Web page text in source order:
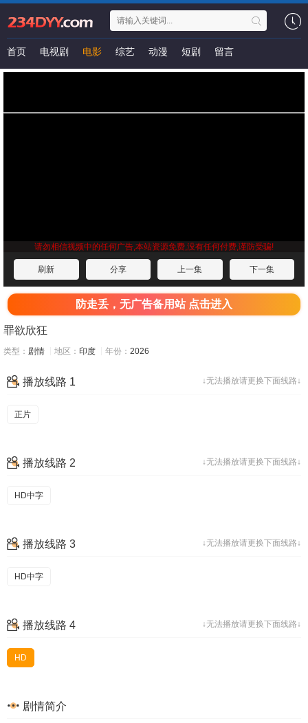
首页 电视剧 电影 综艺 动漫 短剧 留言
请勿相信视频中的任何广告,本站资源免费,没有任何付费,谨防受骗!
刷新 分享 上一集 下一集
防走丢，无广告备用站 点击进入
罪欲欣狂
类型： 剧情 地区： 印度 年份： 2026
↓无法播放请更换下面线路↓
播放线路 1
正片
↓无法播放请更换下面线路↓
播放线路 2
HD中字
↓无法播放请更换下面线路↓
播放线路 3
HD中字
↓无法播放请更换下面线路↓
播放线路 4
HD
剧情简介